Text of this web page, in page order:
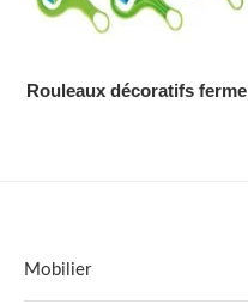
AJOUTER AU DEVIS
Rouleaux décoratifs ferme
Mobilier